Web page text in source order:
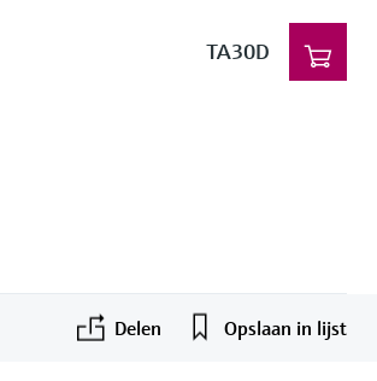
TA30D
Delen Opslaan in lijst